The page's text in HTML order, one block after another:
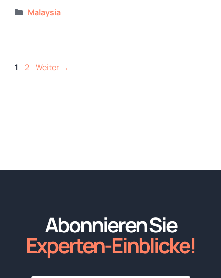
Kategorien
Malaysia
Seite
1 Seite
2 Weiter →
Abonnieren Sie
Experten-Einblicke!